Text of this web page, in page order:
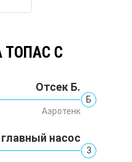
ТОПАС C
Отсек Б.
Б
Аэротенк
насос
3